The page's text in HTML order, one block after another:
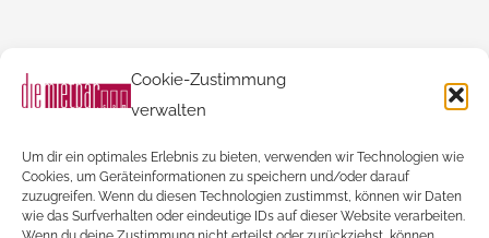
Cookie-Zustimmung
verwalten
Um dir ein optimales Erlebnis zu bieten, verwenden wir Technologien wie
Cookies, um Geräteinformationen zu speichern und/oder darauf
zuzugreifen. Wenn du diesen Technologien zustimmst, können wir Daten
wie das Surfverhalten oder eindeutige IDs auf dieser Website verarbeiten.
Rechtliches
Kontakt
AGBs
Impressum
Datenschutzerklärung